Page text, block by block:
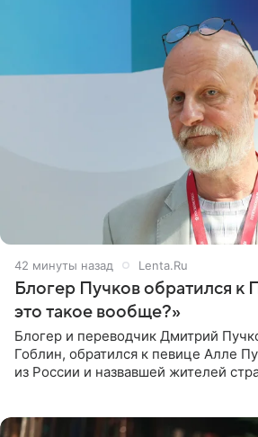
42 минуты назад Lenta.Ru
Блогер Пучков обратился к
это такое вообще?»
Блогер и переводчик Дмитрий
Гоблин, обратился к певице Алле
из России и назвавшей жителей